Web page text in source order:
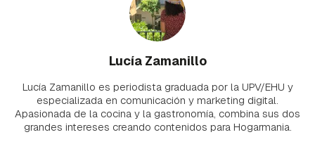
Lucía Zamanillo
Lucía Zamanillo es periodista graduada por la UPV/EHU y
especializada en comunicación y marketing digital.
Apasionada de la cocina y la gastronomía, combina sus dos
grandes intereses creando contenidos para Hogarmania.